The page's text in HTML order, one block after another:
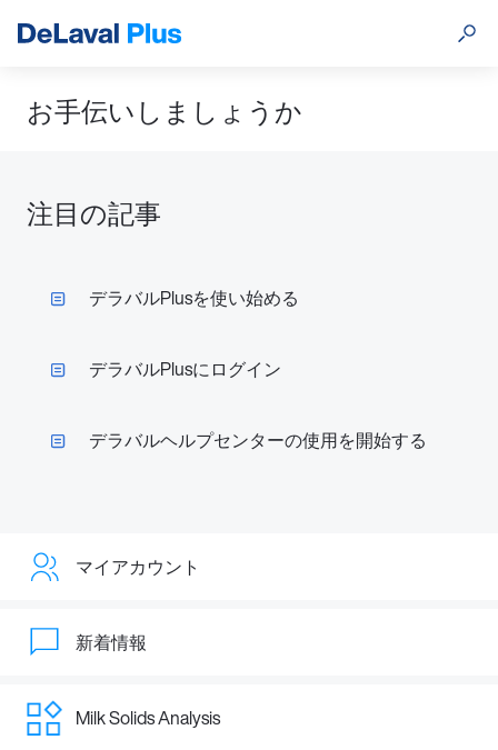
お手伝いしましょうか
注目の記事
デラバルPlusを使い始める
デラバルPlusにログイン
デラバルヘルプセンターの使用を開始する
マイアカウント
新着情報
Milk Solids Analysis